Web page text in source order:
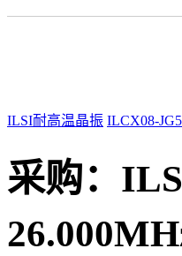
ILSI耐高温晶振 ILCX08-
采购：